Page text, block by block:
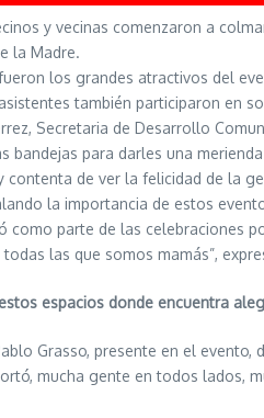
y vecinas comenzaron a
la Madre.
los grandes atractivos del
también participaron en
Secretaria de Desarrollo
bandejas para darles una
contenta de ver la felicidad de la
la importancia de estos
como parte de las celebraciones
las que somos mamás”,
espacios donde encuentra
Grasso, presente en el
mucha gente en todos lados,